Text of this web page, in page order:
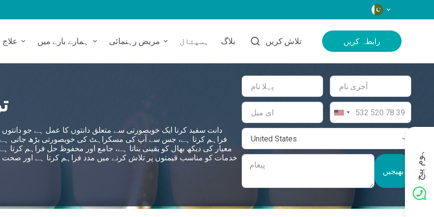
زبانیں
علاج ہمارے بارے میں مریض رہنمائی ہسپتال بلاگ تلاش کریں رابطہ کریں
دانت سفید کرنا ایک خوبصورتی سے متعلق دانتوں کا عمل ہے جو
فراہم کرتا ہے، جس سے آپ کی مسکراہٹ کی خوبصورتی بڑھ جاتی
معیار کی دیکھ بھال کو یقینی بناتا ہے، جامع اور محفوظ حل فراہم
خدمات کو مناسب قیمتوں پر تلاش کرنے میں مدد فراہم کرتا ہے اور صحت کے تمام شعبوں میں 360
بھیجیں ہوم پیج